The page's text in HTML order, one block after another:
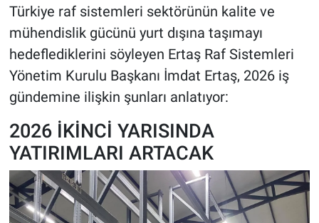
Türkiye raf sistemleri sektörünün kalite ve
mühendislik gücünü yurt dışına taşımayı
hedeflediklerini söyleyen Ertaş Raf Sistemleri
Yönetim Kurulu Başkanı İmdat Ertaş, 2026 iş
gündemine ilişkin şunları anlatıyor:
2026 İKİNCİ YARISINDA
YATIRIMLARI ARTACAK